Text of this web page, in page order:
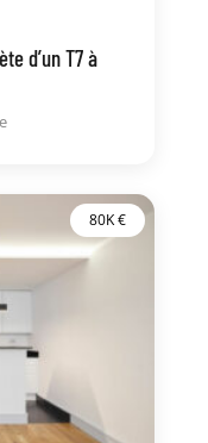
d’un T7 à
80K €